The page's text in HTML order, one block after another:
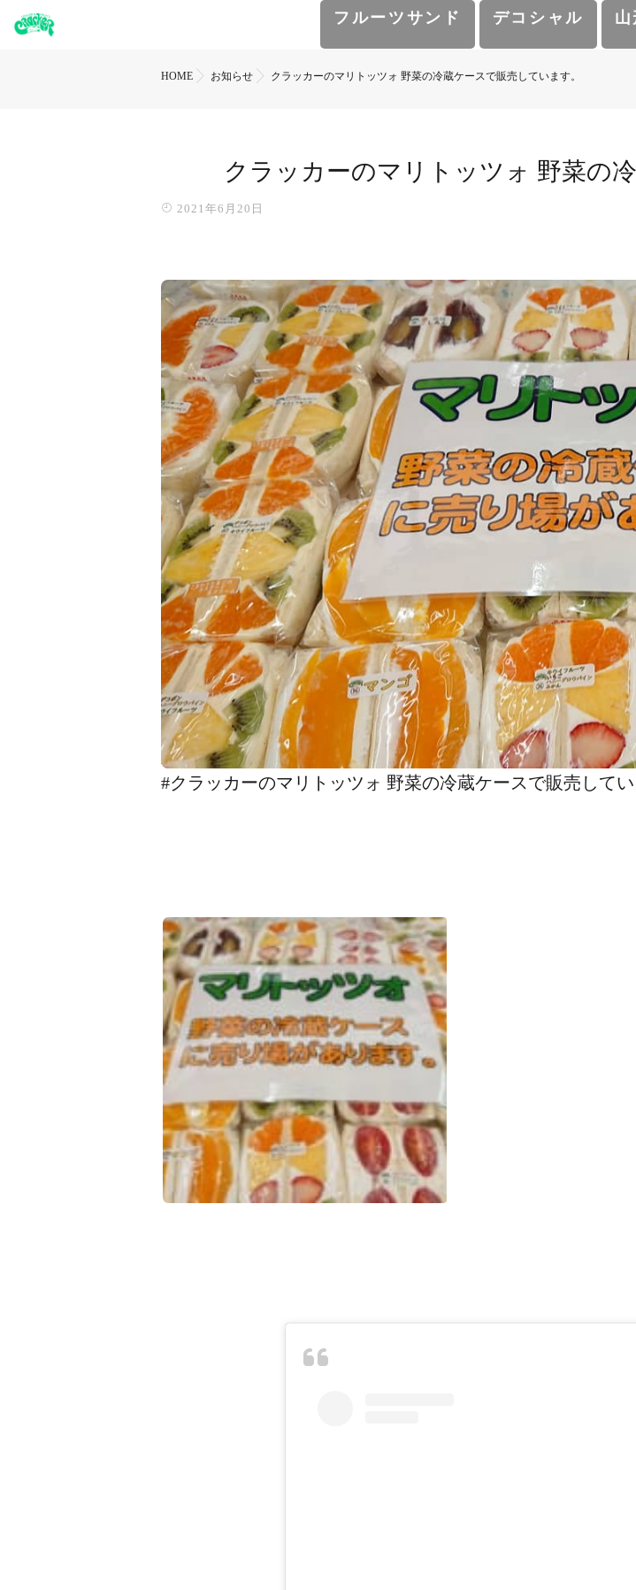
フルーツサンド デコシャル
HOME お知らせ クラッカーのマリトッツォ 野菜の冷蔵ケースで販売しています。
クラッカーのマリトッツォ 野菜の
2021年6月20日
#クラッカーのマリトッツォ 野菜の冷蔵ケースで販売してい